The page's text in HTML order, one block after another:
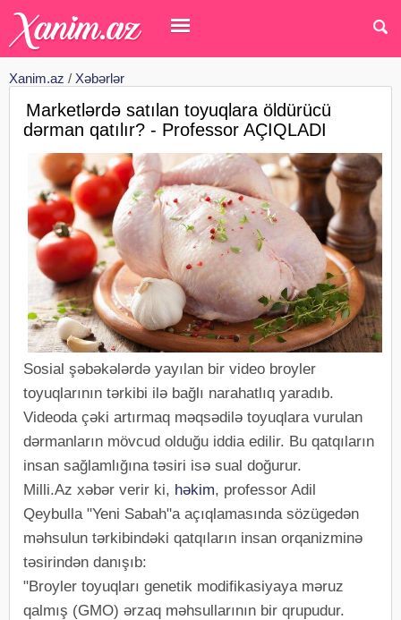
Xanim.az / Xəbərlər
Marketlərdə satılan toyuqlara öldürücü
dərman qatılır? - Professor AÇIQLADI
Sosial şəbəkələrdə yayılan bir video broyler
toyuqlarının tərkibi ilə bağlı narahatlıq yaradıb.
Videoda çəki artırmaq məqsədilə toyuqlara vurulan
dərmanların mövcud olduğu iddia edilir. Bu qatqıların
insan sağlamlığına təsiri isə sual doğurur.
Milli.Az xəbər verir ki, həkim, professor Adil
Qeybulla "Yeni Sabah"a açıqlamasında sözügedən
məhsulun tərkibindəki qatqıların insan orqanizminə
təsirindən danışıb:
"Broyler toyuqları genetik modifikasiyaya məruz
qalmış (GMO) ərzaq məhsullarının bir qrupudur.